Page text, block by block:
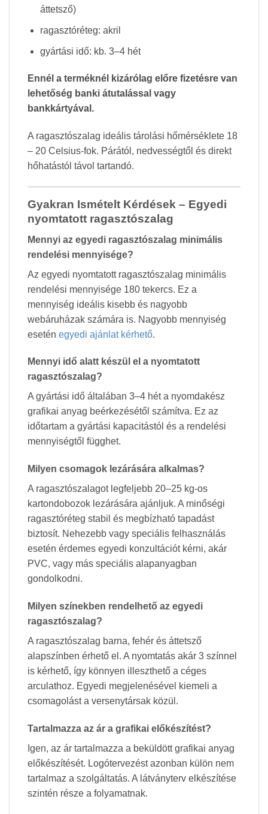
áttetsző)
ragasztóréteg: akril
gyártási idő: kb. 3–4 hét
Ennél a terméknél kizárólag előre fizetésre van
lehetőség banki átutalással vagy
bankkártyával.
A ragasztószalag ideális tárolási hőmérséklete 18
– 20 Celsius-fok. Párától, nedvességtől és direkt
hőhatástól távol tartandó.
Gyakran Ismételt Kérdések – Egyedi
nyomtatott ragasztószalag
Mennyi az egyedi ragasztószalag minimális
rendelési mennyisége?
Az egyedi nyomtatott ragasztószalag minimális
rendelési mennyisége 180 tekercs. Ez a
mennyiség ideális kisebb és nagyobb
webáruházak számára is. Nagyobb mennyiség
esetén egyedi ajánlat kérhető.
Mennyi idő alatt készül el a nyomtatott
ragasztószalag?
A gyártási idő általában 3–4 hét a nyomdakész
grafikai anyag beérkezésétől számítva. Ez az
időtartam a gyártási kapacitástól és a rendelési
mennyiségtől függhet.
Milyen csomagok lezárására alkalmas?
A ragasztószalagot legfeljebb 20–25 kg-os
kartondobozok lezárására ajánljuk. A minőségi
ragasztóréteg stabil és megbízható tapadást
biztosít. Nehezebb vagy speciális felhasználás
esetén érdemes egyedi konzultációt kérni, akár
PVC, vagy más speciális alapanyagban
gondolkodni.
Milyen színekben rendelhető az egyedi
ragasztószalag?
A ragasztószalag barna, fehér és áttetsző
alapszínben érhető el. A nyomtatás akár 3 színnel
is kérhető, így könnyen illeszthető a céges
arculathoz. Egyedi megjelenésével kiemeli a
csomagolást a versenytársak közül.
Tartalmazza az ár a grafikai előkészítést?
Igen, az ár tartalmazza a beküldött grafikai anyag
előkészítését. Logótervezést azonban külön nem
tartalmaz a szolgáltatás. A látványterv elkészítése
szintén része a folyamatnak.